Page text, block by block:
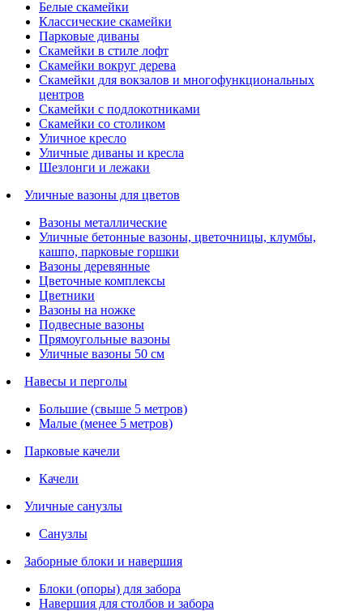
Белые скамейки
Классические скамейки
Парковые диваны
Скамейки в стиле лофт
Скамейки вокруг дерева
Скамейки для вокзалов и многофункциональных
центров
Скамейки с подлокотниками
Скамейки со столиком
Уличное кресло
Уличные диваны и кресла
Шезлонги и лежаки
Уличные вазоны для цветов
Вазоны металлические
Уличные бетонные вазоны, цветочницы, клумбы,
кашпо, парковые горшки
Вазоны деревянные
Цветочные комплексы
Цветники
Вазоны на ножке
Подвесные вазоны
Прямоугольные вазоны
Уличные вазоны 50 см
Навесы и перголы
Большие (свыше 5 метров)
Малые (менее 5 метров)
Парковые качели
Качели
Уличные санузлы
Санузлы
Заборные блоки и навершия
Блоки (опоры) для забора
Навершия для столбов и забора